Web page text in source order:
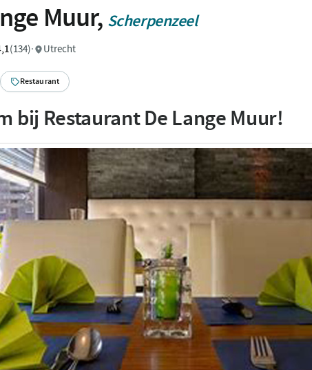
Muur, Scherpenzeel
(134)· Utrecht
Restaurant
bij Restaurant De Lange Muur!